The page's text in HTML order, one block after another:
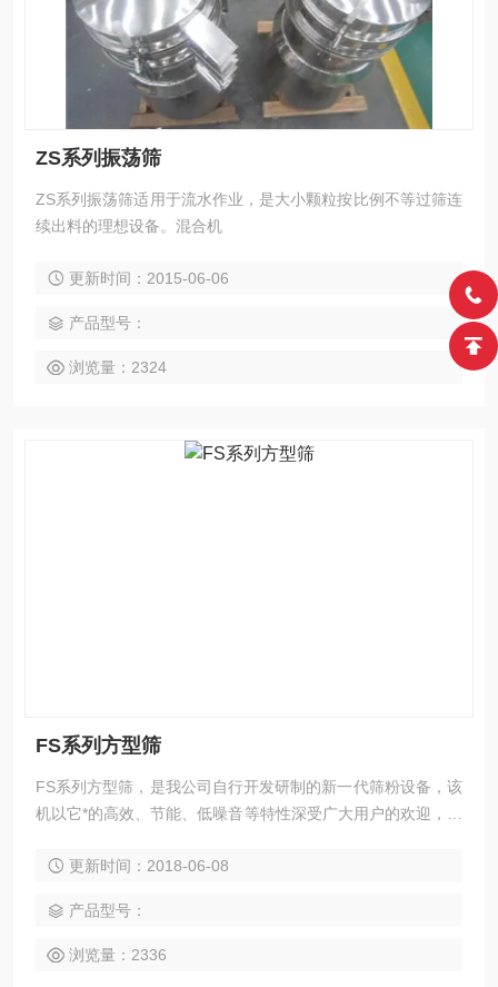
ZS系列振荡筛
ZS系列振荡筛适用于流水作业，是大小颗粒按比例不等过筛连
续出料的理想设备。混合机
更新时间：2015-06-06
产品型号：
浏览量：2324
FS系列方型筛
FS系列方型筛，是我公司自行开发研制的新一代筛粉设备，该
机以它*的高效、节能、低噪音等特性深受广大用户的欢迎，广
用户需要可制做成1-4层筛面。
更新时间：2018-06-08
产品型号：
浏览量：2336